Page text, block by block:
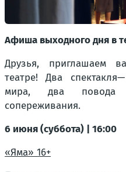
Афиша выходного дня в
Друзья, приглашаем
театре! Два
мира, два
сопереживания.
6 июня (суббота) | 16:00
«Яма» 16+